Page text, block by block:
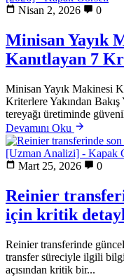
Nisan 2, 2026 0
Minisan Yayık
Kanıtlayan 7
Minisan Yayık Makinesi
Kriterlere Yakından
tereyağı üretiminde
Devamını Oku
Mart 25, 2026 0
Reinier
için kritik
Reinier transferinde
transfer süreciyle ilgili
açısından kritik bir...